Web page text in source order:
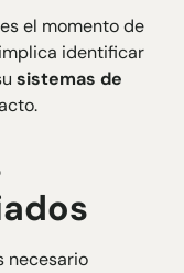
el momento de
identificar
sistemas de
necesario